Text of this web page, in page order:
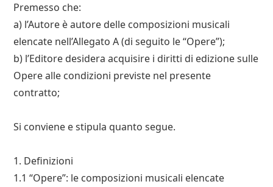
Premesso che:
a) l’Autore è autore delle composizioni musicali
elencate nell’Allegato A (di seguito le “Opere”);
b) l’Editore desidera acquisire i diritti di edizione sulle
Opere alle condizioni previste nel presente
contratto;
Si conviene e stipula quanto segue.
1. Definizioni
1.1 “Opere”: le composizioni musicali elencate